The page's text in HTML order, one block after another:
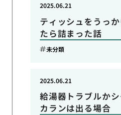
ティッシュをうっ
たら詰まった話
2025.06.21
未分類
給湯器トラブルか
カランは出る場合
2025.06.21